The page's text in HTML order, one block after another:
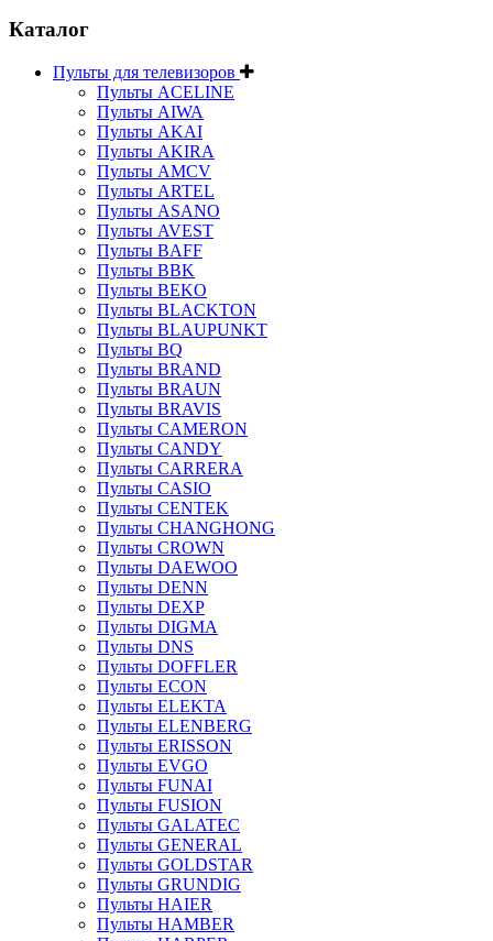
Каталог
Пульты для телевизоров
Пульты ACELINE
Пульты AIWA
Пульты AKAI
Пульты AKIRA
Пульты AMCV
Пульты ARTEL
Пульты ASANO
Пульты AVEST
Пульты BAFF
Пульты BBK
Пульты BEKO
Пульты BLACKTON
Пульты BLAUPUNKT
Пульты BQ
Пульты BRAND
Пульты BRAUN
Пульты BRAVIS
Пульты CAMERON
Пульты CANDY
Пульты CARRERA
Пульты CASIO
Пульты CENTEK
Пульты CHANGHONG
Пульты CROWN
Пульты DAEWOO
Пульты DENN
Пульты DEXP
Пульты DIGMA
Пульты DNS
Пульты DOFFLER
Пульты ECON
Пульты ELEKTA
Пульты ELENBERG
Пульты ERISSON
Пульты EVGO
Пульты FUNAI
Пульты FUSION
Пульты GALATEC
Пульты GENERAL
Пульты GOLDSTAR
Пульты GRUNDIG
Пульты HAIER
Пульты HAMBER